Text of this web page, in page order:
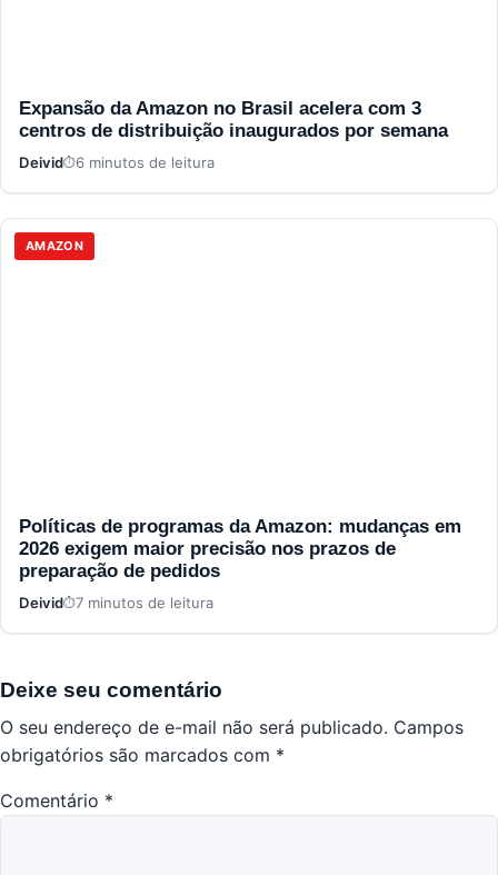
Expansão da Amazon no Brasil acelera com 3
centros de distribuição inaugurados por semana
Deivid 6 minutos de leitura
AMAZON
Políticas de programas da Amazon: mudanças em
2026 exigem maior precisão nos prazos de
preparação de pedidos
Deivid 7 minutos de leitura
Deixe seu comentário
O seu endereço de e-mail não será publicado. Campos
obrigatórios são marcados com *
Comentário *